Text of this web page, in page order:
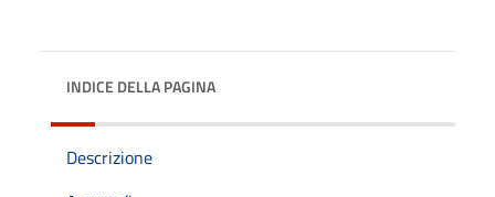
INDICE DELLA PAGINA
Descrizione